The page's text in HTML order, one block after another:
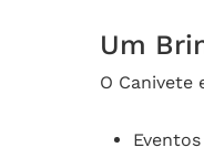
Um
O Canivete